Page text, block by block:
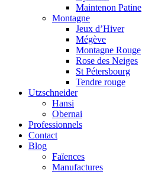
Maintenon Patine
Montagne
Jeux d’Hiver
Mégève
Montagne Rouge
Rose des Neiges
St Pétersbourg
Tendre rouge
Utzschneider
Hansi
Obernai
Professionnels
Contact
Blog
Faïences
Manufactures